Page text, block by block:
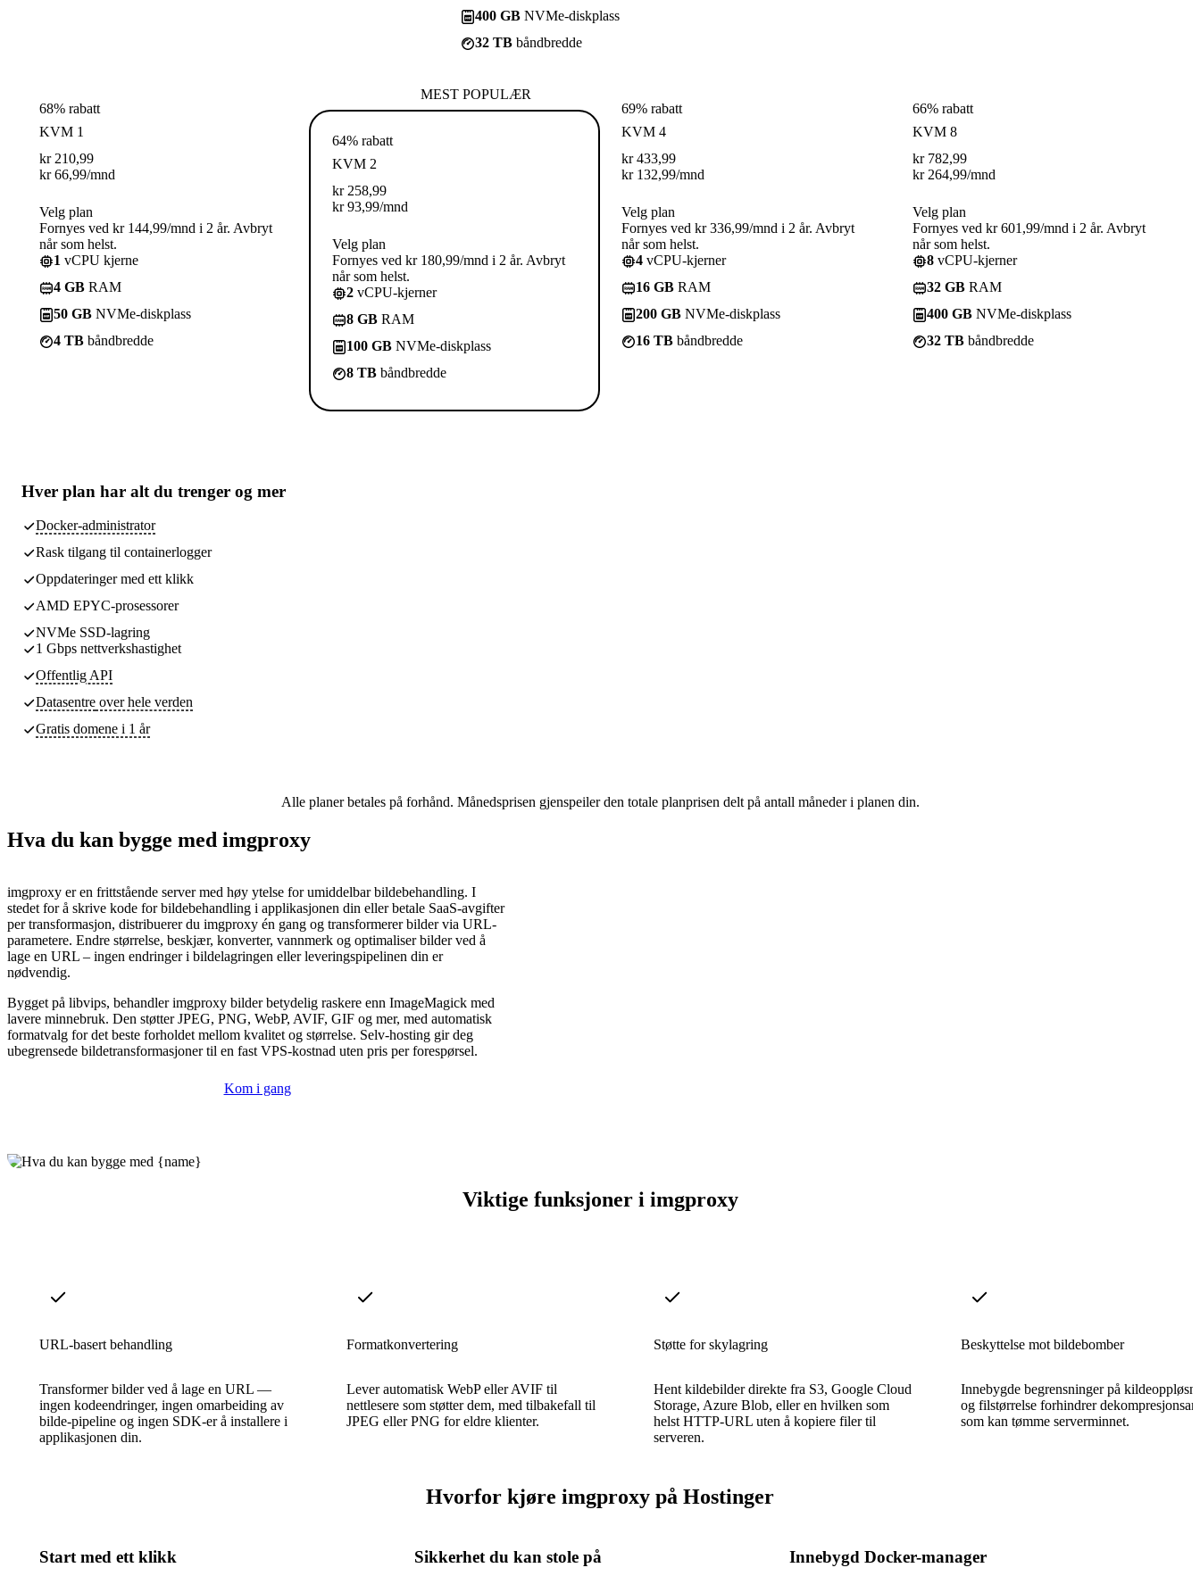
400 GB NVMe-diskplass
32 TB båndbredde
68% rabatt
KVM 1
kr 210,99
kr 66,99/mnd
Velg plan
Fornyes ved kr 144,99/mnd i 2 år. Avbryt
når som helst.
1 vCPU kjerne
4 GB RAM
50 GB NVMe-diskplass
4 TB båndbredde
MEST POPULÆR
64% rabatt
KVM 2
kr 258,99
kr 93,99/mnd
Velg plan
Fornyes ved kr 180,99/mnd i 2 år. Avbryt
når som helst.
2 vCPU-kjerner
8 GB RAM
100 GB NVMe-diskplass
8 TB båndbredde
69% rabatt
KVM 4
kr 433,99
kr 132,99/mnd
Velg plan
Fornyes ved kr 336,99/mnd i 2 år. Avbryt
når som helst.
4 vCPU-kjerner
16 GB RAM
200 GB NVMe-diskplass
16 TB båndbredde
66% rabatt
KVM 8
kr 782,99
kr 264,99/mnd
Velg plan
Fornyes ved kr 601,99/mnd i 2 år. Avbryt
når som helst.
8 vCPU-kjerner
32 GB RAM
400 GB NVMe-diskplass
32 TB båndbredde
Hver plan har alt du trenger og mer
Docker-administrator
Rask tilgang til containerlogger
Oppdateringer med ett klikk
AMD EPYC-prosessorer
NVMe SSD-lagring
1 Gbps nettverkshastighet
Offentlig API
Datasentre over hele verden
Gratis domene i 1 år
Alle planer betales på forhånd. Månedsprisen gjenspeiler den totale planprisen delt på antall måneder i planen din.
Hva du kan bygge med imgproxy
imgproxy er en frittstående server med høy ytelse for umiddelbar bildebehandling. I
stedet for å skrive kode for bildebehandling i applikasjonen din eller betale SaaS-avgifter
per transformasjon, distribuerer du imgproxy én gang og transformerer bilder via URL-
parametere. Endre størrelse, beskjær, konverter, vannmerk og optimaliser bilder ved å
lage en URL – ingen endringer i bildelagringen eller leveringspipelinen din er
nødvendig.
Bygget på libvips, behandler imgproxy bilder betydelig raskere enn ImageMagick med
lavere minnebruk. Den støtter JPEG, PNG, WebP, AVIF, GIF og mer, med automatisk
formatvalg for det beste forholdet mellom kvalitet og størrelse. Selv-hosting gir deg
ubegrensede bildetransformasjoner til en fast VPS-kostnad uten pris per forespørsel.
Kom i gang
Viktige funksjoner i imgproxy
URL-basert behandling
Transformer bilder ved å lage en URL —
ingen kodeendringer, ingen omarbeiding av
bilde-pipeline og ingen SDK-er å installere i
applikasjonen din.
Formatkonvertering
Lever automatisk WebP eller AVIF til
nettlesere som støtter dem, med tilbakefall til
JPEG eller PNG for eldre klienter.
Støtte for skylagring
Hent kildebilder direkte fra S3, Google Cloud
Storage, Azure Blob, eller en hvilken som
helst HTTP-URL uten å kopiere filer til
serveren.
Beskyttelse mot bildebomber
Innebygde begrensninger på
og filstørrelse forhindrer
som kan tømme serverminnet.
Hvorfor kjøre imgproxy på Hostinger
Start med ett klikk Sikkerhet du kan stole på Innebygd Docker-manager